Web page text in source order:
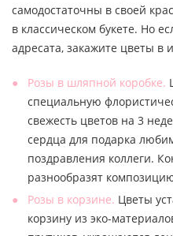
самодостаточны в своей
в классическом букете. Но
адресата, закажите цветы
Розы в шляпной коробке.
специальную
свежесть цветов на 3
сердца для подарка
поздравления коллеги.
разнообразят
Розы в корзине. Цветы
корзину из эко-